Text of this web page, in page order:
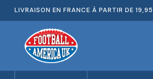
LIVRAISON EN FRANCE À PARTIR DE